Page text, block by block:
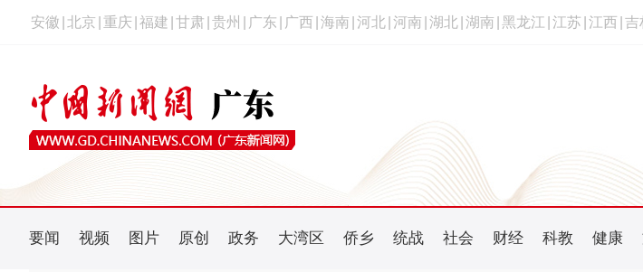
安徽 北京 重庆 福建 甘肃 贵州 广东 广西 海南 河北 河南 湖北 湖南 黑龙江 江苏 江西 吉
要闻 视频 图片 原创 政务 大湾区 侨乡 统战 社会 财经 科教 健康